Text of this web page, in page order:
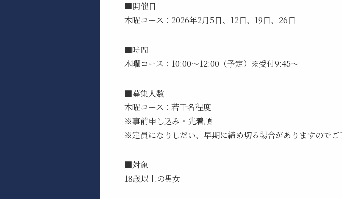
■開催日
木曜コース：2026年2月5日、12日、19日、26日
■時間
木曜コース：10:00～12:00（予定）※受付9:45～
■募集人数
木曜コース：若干名程度
※事前申し込み・先着順
※定員になりしだい、早期に締め切る場合がありますのでご
■対象
18歳以上の男女